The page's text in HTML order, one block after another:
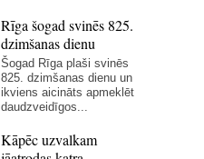
Rīga šogad svinēs 825.
dzimšanas dienu
Šogad Rīga plaši svinēs
825. dzimšanas dienu un
ikviens aicināts apmeklēt
daudzveidīgos...
Kāpēc uzvalkam